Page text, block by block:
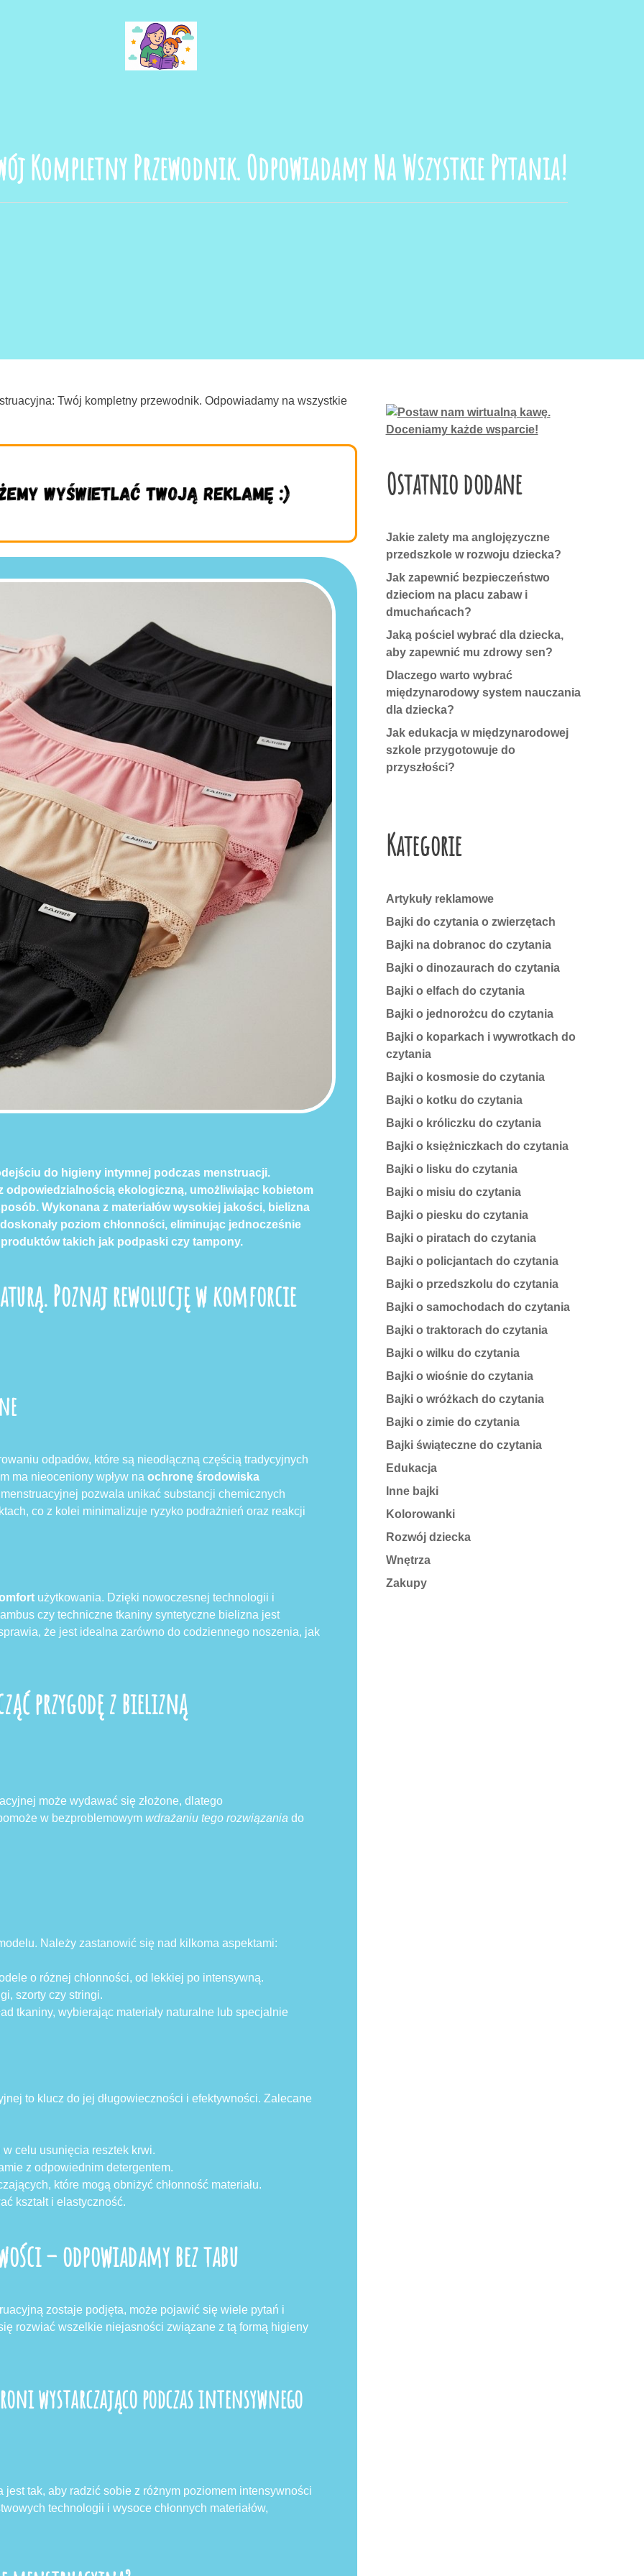
Kompletny Przewodnik. Odpowiadamy Na Wszystkie Pytania!
Twój kompletny przewodnik. Odpowiadamy na wszystkie
do higieny intymnej podczas menstruacji.
odpowiedzialnością ekologiczną, umożliwiając kobietom
Wykonana z materiałów wysokiej jakości, bielizna
poziom chłonności, eliminując jednocześnie
takich jak podpaski czy tampony.
Poznaj rewolucję w komforcie
odpadów, które są nieodłączną częścią tradycyjnych
ma nieoceniony wpływ na ochronę środowiska
pozwala unikać substancji chemicznych
co z kolei minimalizuje ryzyko podrażnień oraz reakcji
użytkowania. Dzięki nowoczesnej technologii i
czy techniczne tkaniny syntetyczne bielizna jest
że jest idealna zarówno do codziennego noszenia, jak
przygodę z bielizną
może wydawać się złożone, dlatego
w bezproblemowym wdrażaniu tego rozwiązania do
Należy zastanowić się nad kilkoma aspektami:
o różnej chłonności, od lekkiej po intensywną.
szorty czy stringi.
tkaniny, wybierając materiały naturalne lub specjalnie
to klucz do jej długowieczności i efektywności. Zalecane
w celu usunięcia resztek krwi.
z odpowiednim detergentem.
które mogą obniżyć chłonność materiału.
kształt i elastyczność.
– odpowiadamy bez tabu
zostaje podjęta, może pojawić się wiele pytań i
rozwiać wszelkie niejasności związane z tą formą higieny
wystarczająco podczas intensywnego
tak, aby radzić sobie z różnym poziomem intensywności
technologii i wysoce chłonnych materiałów,
Ostatnio dodane
Jakie zalety ma anglojęzyczne
przedszkole w rozwoju dziecka?
Jak zapewnić bezpieczeństwo
dzieciom na placu zabaw i
dmuchańcach?
Jaką pościel wybrać dla dziecka,
aby zapewnić mu zdrowy sen?
Dlaczego warto wybrać
międzynarodowy system nauczania
dla dziecka?
Jak edukacja w międzynarodowej
szkole przygotowuje do
przyszłości?
Kategorie
Artykuły reklamowe
Bajki do czytania o zwierzętach
Bajki na dobranoc do czytania
Bajki o dinozaurach do czytania
Bajki o elfach do czytania
Bajki o jednorożcu do czytania
Bajki o koparkach i wywrotkach do
czytania
Bajki o kosmosie do czytania
Bajki o kotku do czytania
Bajki o króliczku do czytania
Bajki o księżniczkach do czytania
Bajki o lisku do czytania
Bajki o misiu do czytania
Bajki o piesku do czytania
Bajki o piratach do czytania
Bajki o policjantach do czytania
Bajki o przedszkolu do czytania
Bajki o samochodach do czytania
Bajki o traktorach do czytania
Bajki o wilku do czytania
Bajki o wiośnie do czytania
Bajki o wróżkach do czytania
Bajki o zimie do czytania
Bajki świąteczne do czytania
Edukacja
Inne bajki
Kolorowanki
Rozwój dziecka
Wnętrza
Zakupy